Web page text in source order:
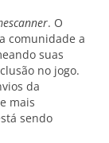
. O
comunidade a
suas
no jogo.
da
mais
sendo